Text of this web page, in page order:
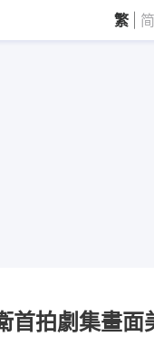
繁 简
首拍劇集畫